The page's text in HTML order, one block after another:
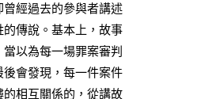
經過去的參與者講述
傳說。基本上，故事
以為每一場罪案審判
會發現，每一件案件
相互關係的，從講故